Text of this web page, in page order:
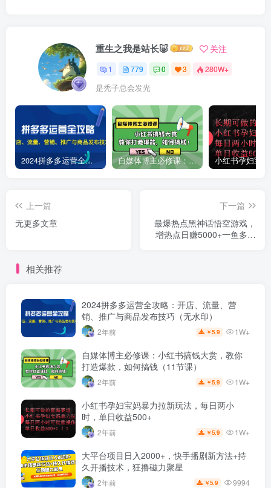
重生之我是站长🐷 关注
1 779 0 3 280W+
是秃子总会发光
2024拼多多运营全攻略：开店、流量、营销、推广与商品发布技巧（无水印） 自媒体博主必修课：小红书搞钱大赏，教你打造爆款，如何搞钱（11节课）
上一篇
无更多文章
下一篇
最爆热点黑神话悟空游戏，
增热点日赚5000+一鱼多吃
相关推荐
2024拼多多运营全攻略：开店、流量、营
销、推广与商品发布技巧（无水印）
2年前 ￥5.9 1W+
自媒体博主必修课：小红书搞钱大赏，教你
打造爆款，如何搞钱（11节课）
2年前 ￥5.9 1W+
小红书孕妇宝妈暴力拉新玩法，每日两小
时，单日收益500+
2年前 ￥5.9 1W+
大平台项目日入2000+，快手播剧新方法+持
久开播技术，狂撸磁力聚星
2年前 ￥5.9 9994